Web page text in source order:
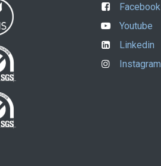
Facebook
Youtube
Linkedin
Instagram